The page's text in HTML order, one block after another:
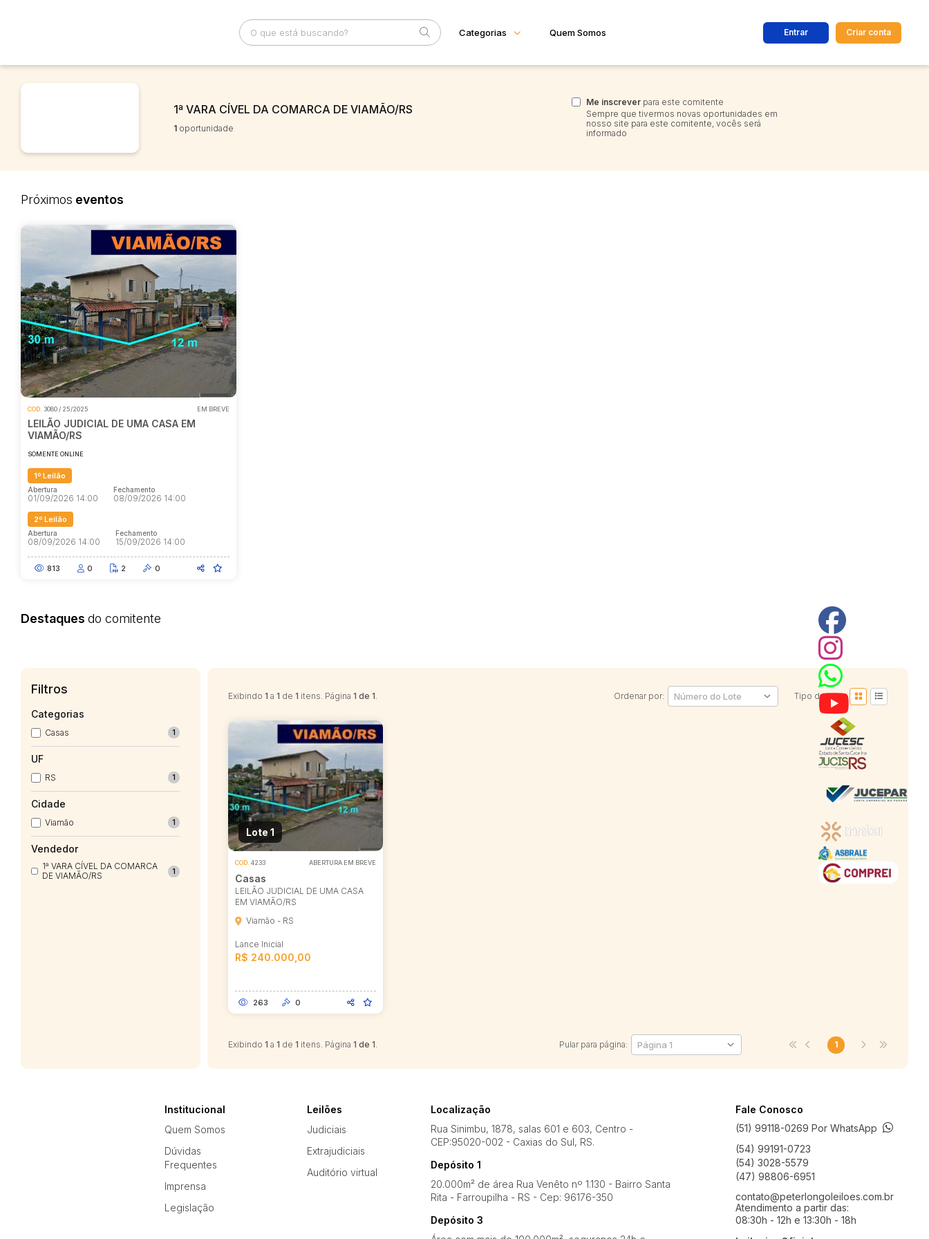
Categorias Quem Somos Entrar Criar conta
1ª VARA CÍVEL DA COMARCA DE VIAMÃO/RS
1 oportunidade
Me inscrever para este comitente
Sempre que tivermos novas oportunidades em
nosso site para este comitente, vocês será
informado
Próximos eventos
COD. 3080 / 25/2025 EM BREVE
LEILÃO JUDICIAL DE UMA CASA EM
VIAMÃO/RS
SOMENTE ONLINE
1º Leilão
Abertura
01/09/2026 14:00
Fechamento
08/09/2026 14:00
2º Leilão
Abertura
08/09/2026 14:00
Fechamento
15/09/2026 14:00
813 0 2 0
Destaques do comitente
Filtros
Categorias
Casas 1
UF
RS 1
Cidade
Viamão 1
Vendedor
1ª VARA CÍVEL DA COMARCA
DE VIAMÃO/RS
1
Exibindo 1 a 1 de 1 itens. Página 1 de 1. Ordenar por: Tipo da lista:
Lote 1
COD. 4233 ABERTURA EM BREVE
Casas
LEILÃO JUDICIAL DE UMA CASA
EM VIAMÃO/RS
Viamão - RS
Lance Inicial
R$ 240.000,00
263 0
Exibindo 1 a 1 de 1 itens. Página 1 de 1. Pular para página: 1
Institucional
Quem Somos
Dúvidas
Frequentes
Imprensa
Legislação
Leilões
Judiciais
Extrajudiciais
Auditório virtual
Localização
Rua Sinimbu, 1878, salas 601 e 603, Centro -
CEP:95020-002 - Caxias do Sul, RS.
Depósito 1
20.000m² de área Rua Venêto nº 1.130 - Bairro Santa
Rita - Farroupilha - RS - Cep: 96176-350
Depósito 3
Fale Conosco
(51) 99118-0269 Por WhatsApp
(54) 99191-0723
(54) 3028-5579
(47) 98806-6951
contato@peterlongoleiloes.com.br
Atendimento a partir das:
08:30h - 12h e 13:30h - 18h